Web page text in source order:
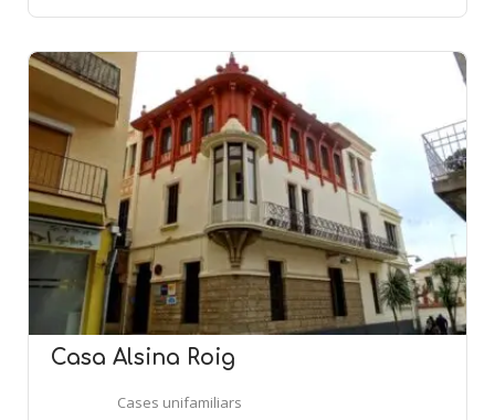
Casa Alsina Roig
Cases unifamiliars